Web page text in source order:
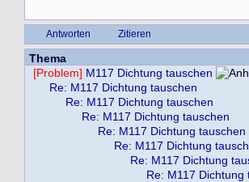
Antworten Zitieren
Thema
[Problem] M117 Dichtung tauschen
Re: M117 Dichtung tauschen
Re: M117 Dichtung tauschen
Re: M117 Dichtung tauschen
Re: M117 Dichtung tauschen
Re: M117 Dichtung
Re: M117 Dichtung
Re: M117 Dichtung